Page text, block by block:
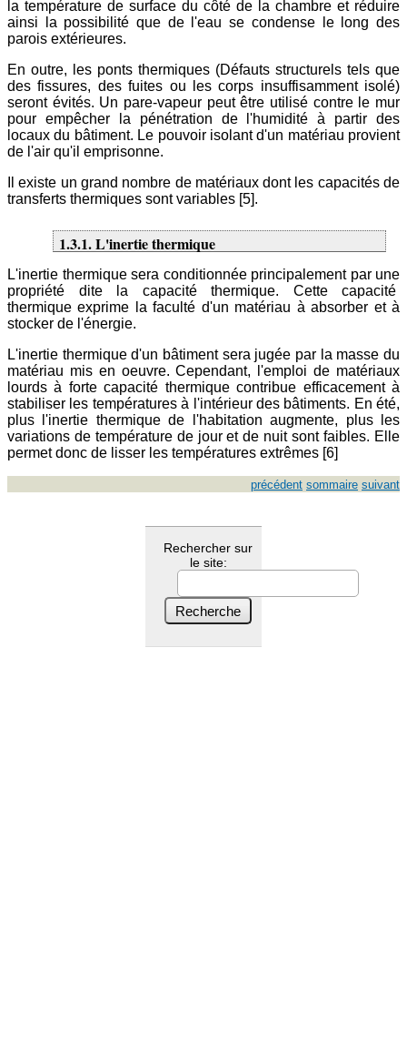
la température de surface du côté de la chambre et réduire
ainsi la possibilité que de l'eau se condense le long des
parois extérieures.
En outre, les ponts thermiques (Défauts structurels tels que
des fissures, des fuites ou les corps insuffisamment isolé)
seront évités. Un pare-vapeur peut être utilisé contre le mur
pour empêcher la pénétration de l'humidité à partir des
locaux du bâtiment. Le pouvoir isolant d'un matériau provient
de l'air qu'il emprisonne.
Il existe un grand nombre de matériaux dont les capacités de
transferts thermiques sont variables [5].
1.3.1. L'inertie thermique
L'inertie thermique sera conditionnée principalement par une
propriété dite la capacité thermique. Cette capacité
thermique exprime la faculté d'un matériau à absorber et à
stocker de l'énergie.
L'inertie thermique d'un bâtiment sera jugée par la masse du
matériau mis en oeuvre. Cependant, l'emploi de matériaux
lourds à forte capacité thermique contribue efficacement à
stabiliser les températures à l'intérieur des bâtiments. En été,
plus l'inertie thermique de l'habitation augmente, plus les
variations de température de jour et de nuit sont faibles. Elle
permet donc de lisser les températures extrêmes [6]
précédent sommaire suivant
Rechercher sur
le site: